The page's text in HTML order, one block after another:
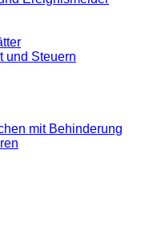
und Steuern
mit Behinderung